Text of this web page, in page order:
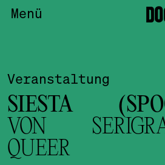
Menü
Veranstaltung
SIESTA
VON
QUEER